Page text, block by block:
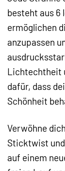
besteht aus 6
ermöglichen
anzupassen
Lichtechtheit
dafür, dass
Schönheit
Verwöhne
Sticktwist
auf einem